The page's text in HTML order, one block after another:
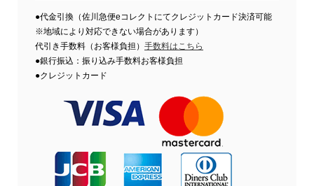
●代金引換（佐川急便eコレクトにてクレジットカード決済可能
※地域により対応できない場合があります）
代引き手数料（お客様負担） 手数料はこちら
●銀行振込：振り込み手数料お客様負担
●クレジットカード